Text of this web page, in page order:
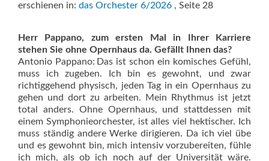
erschienen in: das Orchester 6/2026 , Seite 28
Herr Pappano, zum ersten Mal in Ihrer Karriere
stehen Sie ohne Opernhaus da. Gefällt Ihnen das?
Antonio Pappano: Das ist schon ein komisches Gefühl,
muss ich zugeben. Ich bin es gewohnt, und zwar
richtiggehend physisch, jeden Tag in ein Opernhaus zu
gehen und dort zu arbeiten. Mein Rhythmus ist jetzt
total anders. Ohne Opernhaus, und stattdessen mit
einem Symphonieorchester, ist alles viel hektischer. Ich
muss ständig andere Werke dirigieren. Da ich viel übe
und es gewohnt bin, mich intensiv vorzubereiten, fühle
ich mich, als ob ich noch auf der Universität wäre.